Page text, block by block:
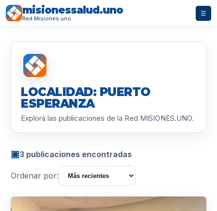
misionessalud.uno
Red Misiones.uno
☰
LOCALIDAD: PUERTO
ESPERANZA
Explorá las publicaciones de la Red MISIONES.UNO.
▣3 publicaciones encontradas
Ordenar por: